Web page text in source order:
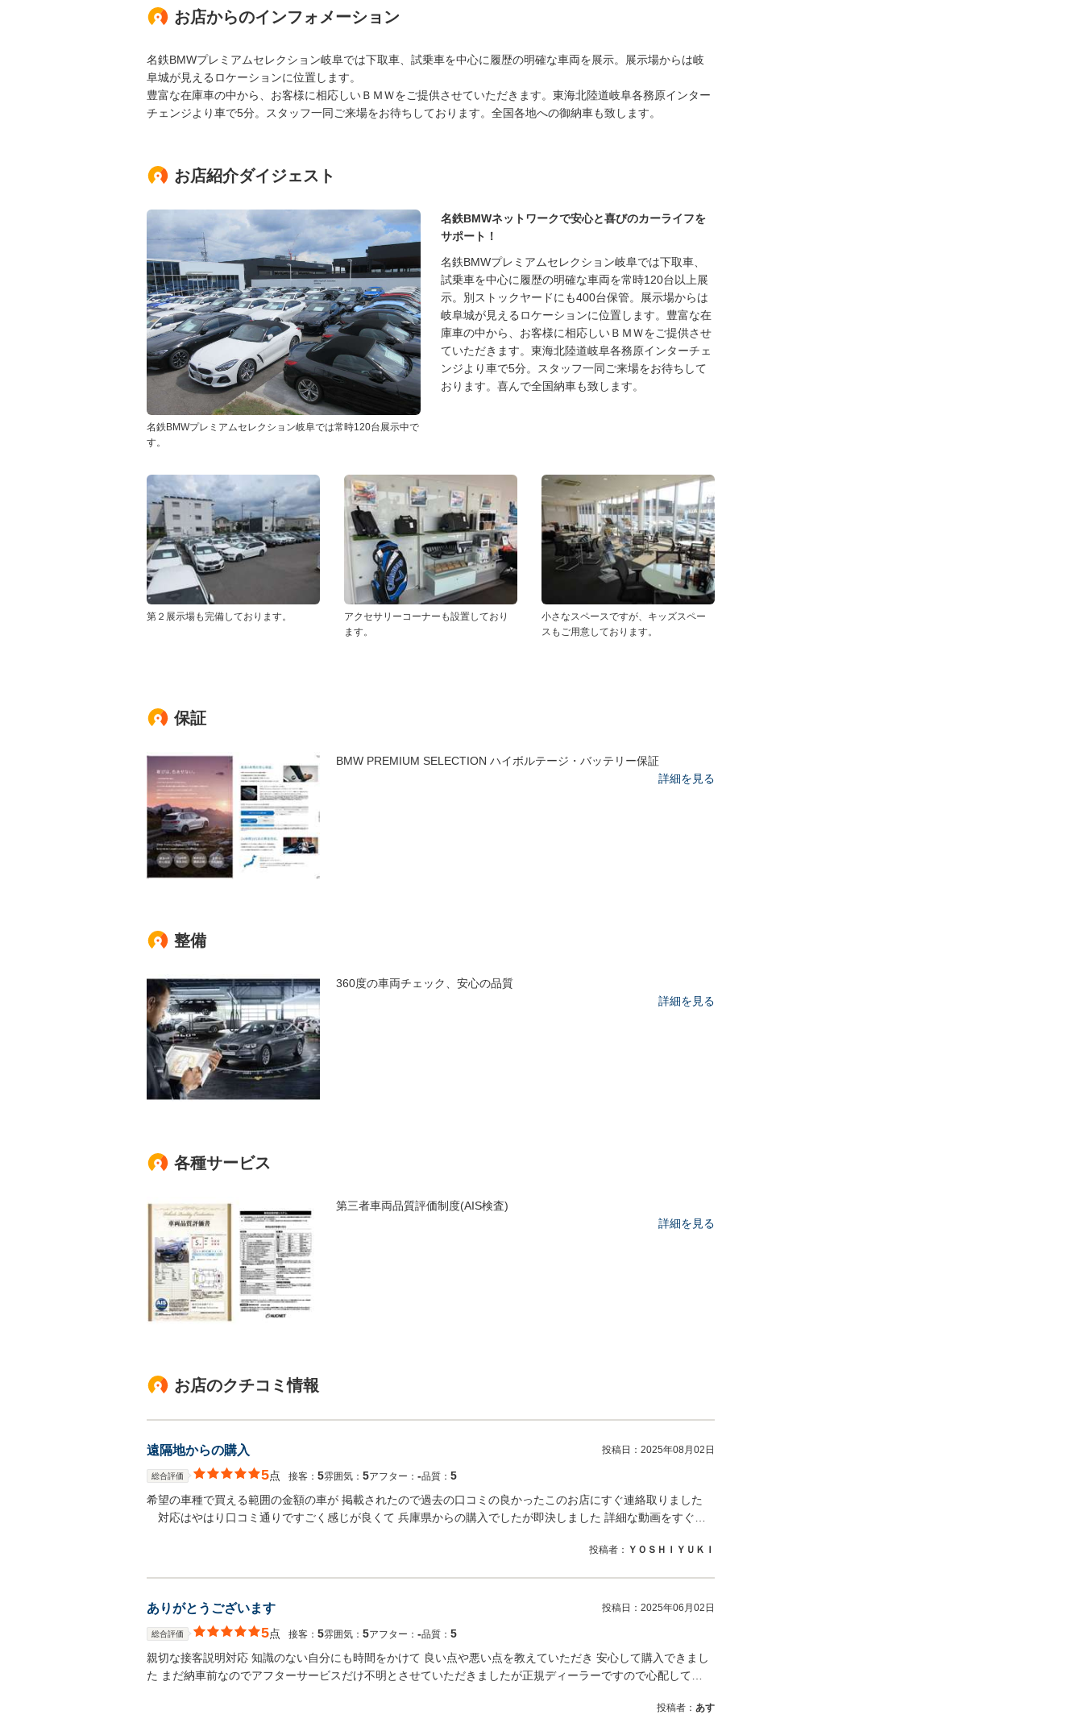
お店からのインフォメーション
名鉄BMWプレミアムセレクション岐阜では下取車、試乗車を中心に履歴の明確な車両を展示。展示場からは岐
阜城が見えるロケーションに位置します。
豊富な在庫車の中から、お客様に相応しいＢＭＷをご提供させていただきます。東海北陸道岐阜各務原インター
チェンジより車で5分。スタッフ一同ご来場をお待ちしております。全国各地への御納車も致します。
お店紹介ダイジェスト
名鉄BMWプレミアムセレクション岐阜では常時120台展示中で
す。
名鉄BMWネットワークで安心と喜びのカーライフを
サポート！
名鉄BMWプレミアムセレクション岐阜では下取車、
試乗車を中心に履歴の明確な車両を常時120台以上展
示。別ストックヤードにも400台保管。展示場からは
岐阜城が見えるロケーションに位置します。豊富な在
庫車の中から、お客様に相応しいＢＭＷをご提供させ
ていただきます。東海北陸道岐阜各務原インターチェ
ンジより車で5分。スタッフ一同ご来場をお待ちして
おります。喜んで全国納車も致します。
第２展示場も完備しております。
アクセサリーコーナーも設置しており
ます。
小さなスペースですが、キッズスペー
スもご用意しております。
保証
BMW PREMIUM SELECTION ハイボルテージ・バッテリー保証
詳細を見る
整備
360度の車両チェック、安心の品質
詳細を見る
各種サービス
第三者車両品質評価制度(AIS検査)
詳細を見る
お店のクチコミ情報
遠隔地からの購入 投稿日： 2025年08月02日
総合評価 5点 接客： 5雰囲気： 5アフター： ‐品質： 5
希望の車種で買える範囲の金額の車が 掲載されたので過去の口コミの良かったこのお店にすぐ連絡取りました
対応はやはり口コミ通りですごく感じが良くて 兵庫県からの購入でしたが即決しました 詳細な動画をすぐ…
投稿者： ＹＯＳＨＩＹＵＫＩ
ありがとうございます 投稿日： 2025年06月02日
総合評価 5点 接客： 5雰囲気： 5アフター： ‐品質： 5
親切な接客説明対応 知識のない自分にも時間をかけて 良い点や悪い点を教えていただき 安心して購入できまし
た まだ納車前なのでアフターサービスだけ不明とさせていただきましたが正規ディーラーですので心配して…
投稿者： あす